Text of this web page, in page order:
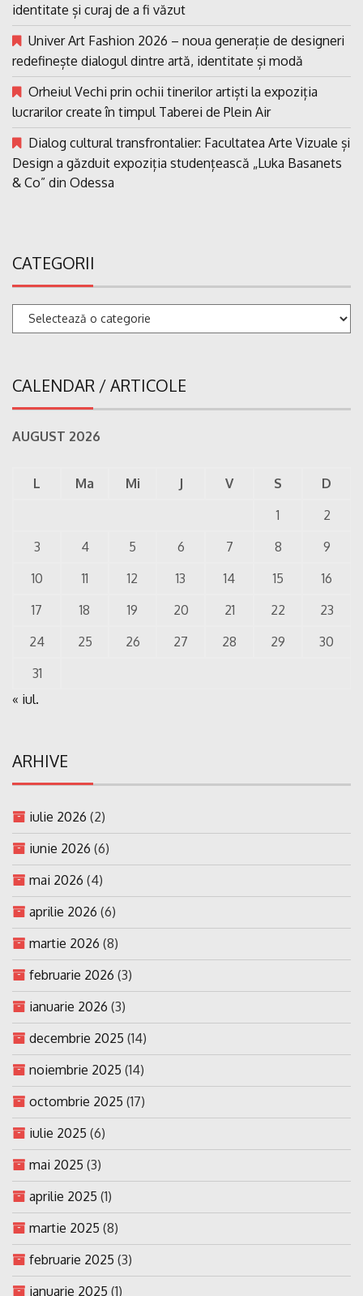
identitate și curaj de a fi văzut
Univer Art Fashion 2026 – noua generație de designeri
redefinește dialogul dintre artă, identitate și modă
Orheiul Vechi prin ochii tinerilor artiști la expoziția
lucrarilor create în timpul Taberei de Plein Air
Dialog cultural transfrontalier: Facultatea Arte Vizuale și
Design a găzduit expoziția studențească „Luka Basanets
& Co” din Odessa
CATEGORII
Categorii
CALENDAR / ARTICOLE
AUGUST 2026
L Ma Mi J V S
D
1
2
3
4 5 6 7 8
9
10
11 12 13 14 15
16
17
18 19 20 21 22
23
24
25 26 27 28 29
30
31
« iul.
ARHIVE
iulie 2026 (2)
iunie 2026 (6)
mai 2026 (4)
aprilie 2026 (6)
martie 2026 (8)
februarie 2026 (3)
ianuarie 2026 (3)
decembrie 2025 (14)
noiembrie 2025 (14)
octombrie 2025 (17)
iulie 2025 (6)
mai 2025 (3)
aprilie 2025 (1)
martie 2025 (8)
februarie 2025 (3)
ianuarie 2025 (1)